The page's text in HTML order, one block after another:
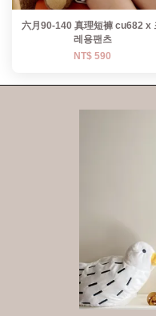
六月90-140 真理短褲 cu682 x
레용팬츠
NT$ 590